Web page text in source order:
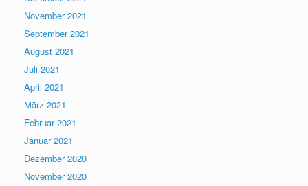
November 2021
September 2021
August 2021
Juli 2021
April 2021
März 2021
Februar 2021
Januar 2021
Dezember 2020
November 2020